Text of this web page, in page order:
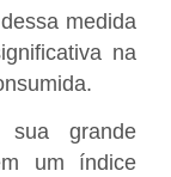
medida
na
grande
um índice